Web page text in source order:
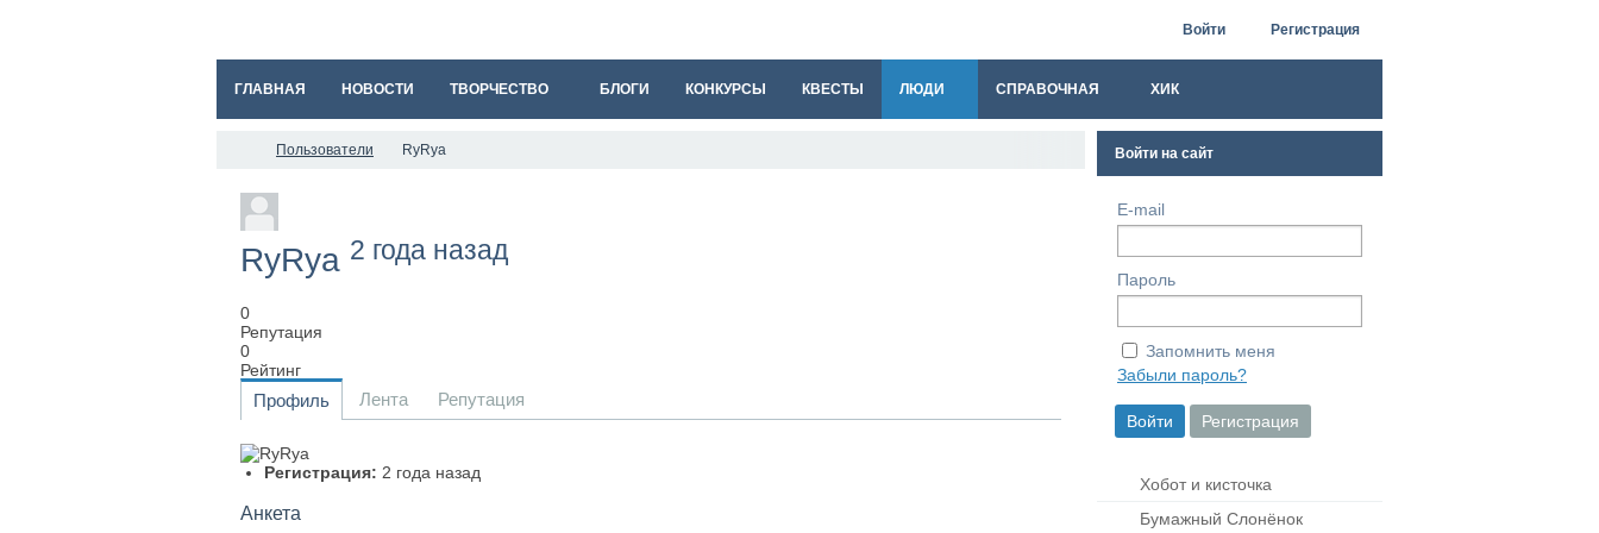
Войти Регистрация
ГЛАВНАЯ НОВОСТИ ТВОРЧЕСТВО БЛОГИ КОНКУРСЫ КВЕСТЫ ЛЮДИ СПРАВОЧНАЯ ХИК
Пользователи RyRya
RyRya 2 года назад
0
Репутация
0
Рейтинг
Профиль Лента Репутация
Регистрация: 2 года назад
Анкета
Войти на сайт
E-mail
Пароль
Запомнить меня
Забыли пароль?
Хобот и кисточка
Бумажный Слонёнок